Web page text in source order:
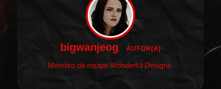
bigwanjeog AUTOR(A)
Membro da equipe Wonderful Designs.